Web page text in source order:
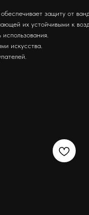
защиту от
их устойчивыми к
искусства.